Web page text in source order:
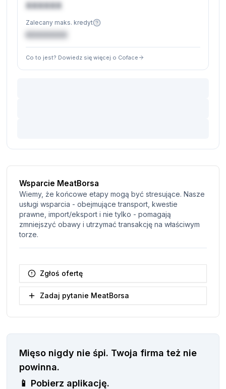
XXXXXX
Zalecany maks. kredyt
€XXXXXX
Co to jest? Dowiedz się więcej o Coface
Wsparcie MeatBorsa
Wiemy, że końcowe etapy mogą być stresujące. Nasze
usługi wsparcia - obejmujące transport, kwestie
prawne, import/eksport i nie tylko - pomagają
zmniejszyć obawy i utrzymać transakcję na właściwym
torze.
Zgłoś ofertę
Zadaj pytanie MeatBorsa
Mięso nigdy nie śpi. Twoja firma też nie
powinna.
📱 Pobierz aplikację.